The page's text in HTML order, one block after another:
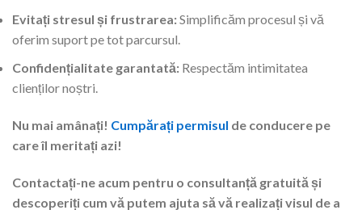
Evitați stresul și frustrarea:Simplificăm procesul și vă
oferim suport pe tot parcursul.
Confidențialitate garantată: Respectăm intimitatea
clienților noștri.
Nu mai amânați! Cumpărați permisul de conducere pe
care îl meritați azi!
Contactați-ne acum pentru o consultanță gratuită și
descoperiți cum vă putem ajuta să vă realizați visul de a